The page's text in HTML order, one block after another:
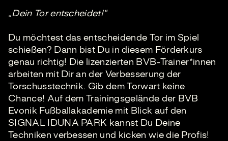
„Dein Tor entscheidet!“
Du möchtest das entscheidende Tor im Spiel
schießen? Dann bist Du in diesem Förderkurs
genau richtig! Die lizenzierten BVB-Trainer*innen
arbeiten mit Dir an der Verbesserung der
Torschusstechnik. Gib dem Torwart keine
Chance! Auf dem Trainingsgelände der BVB
Evonik Fußballakademie mit Blick auf den
SIGNAL IDUNA PARK kannst Du Deine
Techniken verbessen und kicken wie die Profis!